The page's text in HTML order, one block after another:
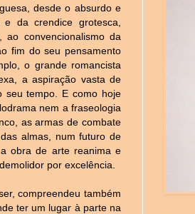
desde o absurdo e
da crendice grotesca,
, ao convencionalismo da
fim do seu pensamento
o grande romancista
a aspiração vasta de
seu tempo. E como hoje
nem a fraseologia
as armas de combate
almas, num futuro de
obra de arte reanima e
por excelência.
compreendeu também
ter um lugar à parte na